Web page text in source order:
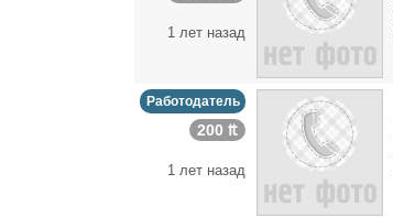
1 лет назад
Работодатель
200 ₶
1 лет назад